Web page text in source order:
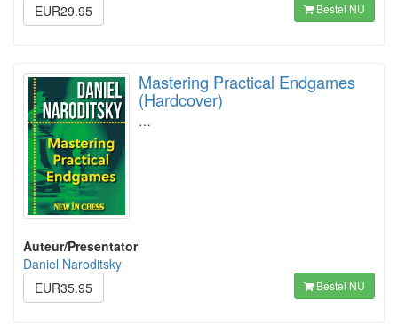
EUR29.95
Bestel NU
Mastering Practical Endgames
(Hardcover)
…
Auteur/Presentator
Daniel Naroditsky
EUR35.95
Bestel NU